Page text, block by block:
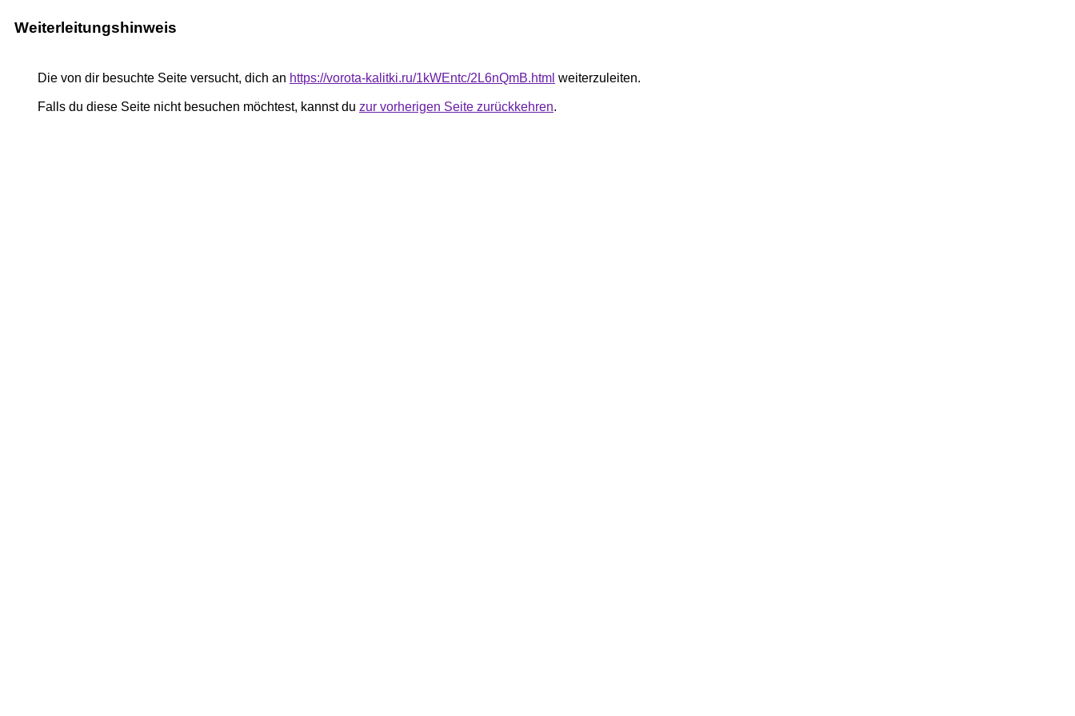
Weiterleitungshinweis
Die von dir besuchte Seite versucht, dich an https://vorota-kalitki.ru/1kWEntc/2L6nQmB.html weiterzuleiten.
Falls du diese Seite nicht besuchen möchtest, kannst du zur vorherigen Seite zurückkehren.